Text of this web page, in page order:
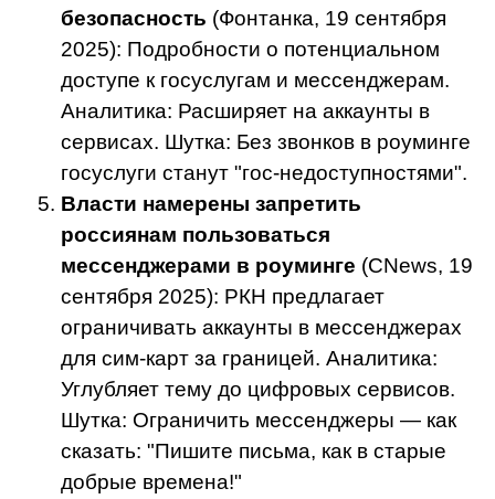
безопасность (Фонтанка, 19 сентября
2025): Подробности о потенциальном
доступе к госуслугам и мессенджерам.
Аналитика: Расширяет на аккаунты в
сервисах. Шутка: Без звонков в роуминге
госуслуги станут "гос-недоступностями".
Власти намерены запретить
россиянам пользоваться
мессенджерами в роуминге (CNews, 19
сентября 2025): РКН предлагает
ограничивать аккаунты в мессенджерах
для сим-карт за границей. Аналитика:
Углубляет тему до цифровых сервисов.
Шутка: Ограничить мессенджеры — как
сказать: "Пишите письма, как в старые
добрые времена!"